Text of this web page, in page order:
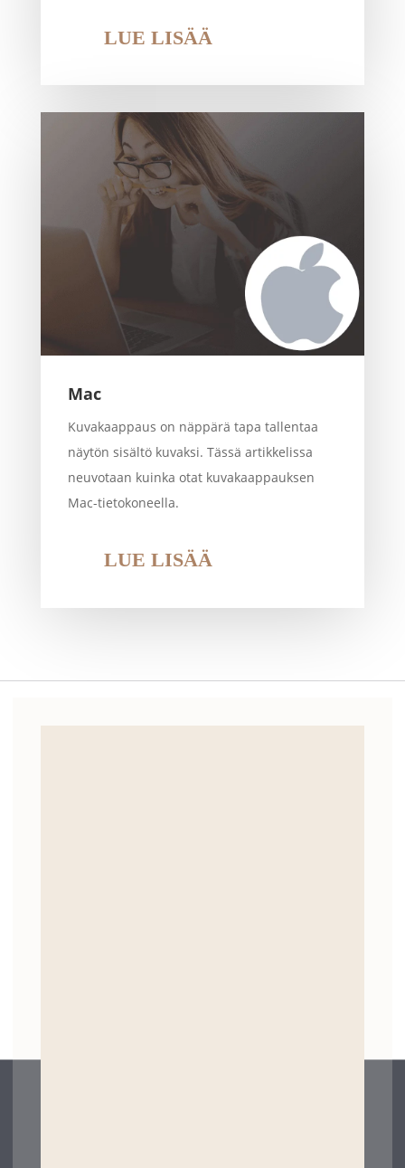
LUE LISÄÄ
Mac
Kuvakaappaus on näppärä tapa tallentaa
näytön sisältö kuvaksi. Tässä artikkelissa
neuvotaan kuinka otat kuvakaappauksen
Mac-tietokoneella.
LUE LISÄÄ